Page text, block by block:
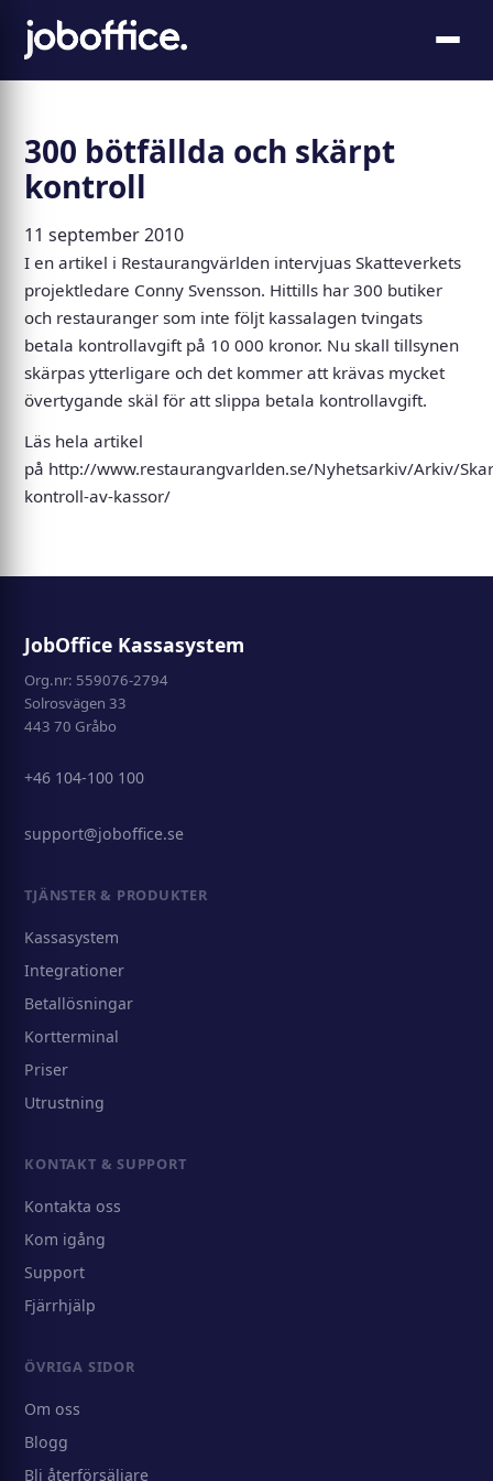
300 bötfällda och skärpt
kontroll
11 september 2010
I en artikel i Restaurangvärlden intervjuas Skatteverkets
projektledare Conny Svensson. Hittills har 300 butiker
och restauranger som inte följt kassalagen tvingats
betala kontrollavgift på 10 000 kronor. Nu skall tillsynen
skärpas ytterligare och det kommer att krävas mycket
övertygande skäl för att slippa betala kontrollavgift.
Läs hela artikel
på http://www.restaurangvarlden.se/Nyhetsarkiv/Arkiv/
kontroll-av-kassor/
JobOffice Kassasystem
Org.nr: 559076-2794
Solrosvägen 33
443 70 Gråbo
+46 104-100 100
support@joboffice.se
TJÄNSTER & PRODUKTER
Kassasystem
Integrationer
Betallösningar
Kortterminal
Priser
Utrustning
KONTAKT & SUPPORT
Kontakta oss
Kom igång
Support
Fjärrhjälp
ÖVRIGA SIDOR
Om oss
Blogg
Bli återförsäljare